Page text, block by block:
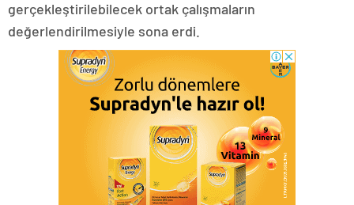
gerçekleştirilebilecek ortak çalışmaların
değerlendirilmesiyle sona erdi.